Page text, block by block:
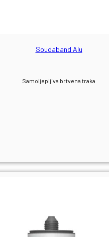
Soudaband Alu
Samoljepljiva brtvena traka